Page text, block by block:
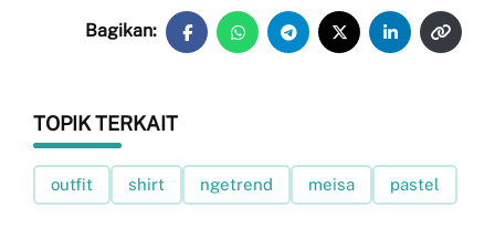
Bagikan:
TOPIK TERKAIT
outfit shirt ngetrend meisa pastel